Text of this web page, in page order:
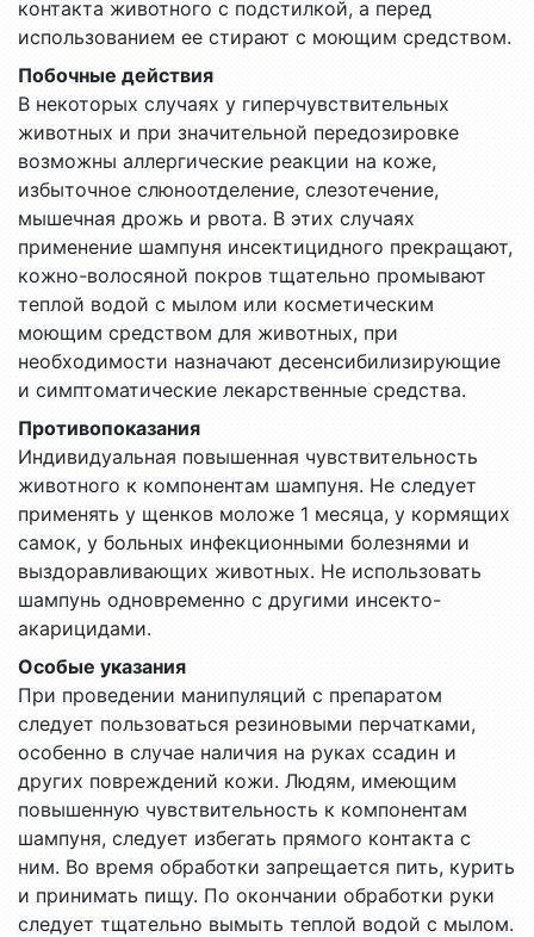
контакта животного с подстилкой, а перед
использованием ее стирают с моющим средством.
Побочные действия
В некоторых случаях у гиперчувствительных
животных и при значительной передозировке
возможны аллергические реакции на коже,
избыточное слюноотделение, слезотечение,
мышечная дрожь и рвота. В этих случаях
применение шампуня инсектицидного прекращают,
кожно-волосяной покров тщательно промывают
теплой водой с мылом или косметическим
моющим средством для животных, при
необходимости назначают десенсибилизирующие
и симптоматические лекарственные средства.
Противопоказания
Индивидуальная повышенная чувствительность
животного к компонентам шампуня. Не следует
применять у щенков моложе 1 месяца, у кормящих
самок, у больных инфекционными болезнями и
выздоравливающих животных. Не использовать
шампунь одновременно с другими инсекто-
акарицидами.
Особые указания
При проведении манипуляций с препаратом
следует пользоваться резиновыми перчатками,
особенно в случае наличия на руках ссадин и
других повреждений кожи. Людям, имеющим
повышенную чувствительность к компонентам
шампуня, следует избегать прямого контакта с
ним. Во время обработки запрещается пить, курить
и принимать пищу. По окончании обработки руки
следует тщательно вымыть теплой водой с мылом.